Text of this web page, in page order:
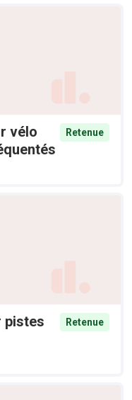
vélo
Retenue
pistes
Retenue